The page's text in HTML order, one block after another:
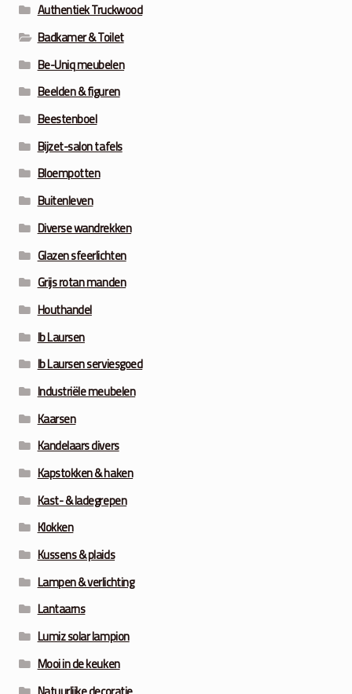
Authentiek Truckwood
Badkamer & Toilet
Be-Uniq meubelen
Beelden & figuren
Beestenboel
Bijzet-salon tafels
Bloempotten
Buitenleven
Diverse wandrekken
Glazen sfeerlichten
Grijs rotan manden
Houthandel
Ib Laursen
Ib Laursen serviesgoed
Industriële meubelen
Kaarsen
Kandelaars divers
Kapstokken & haken
Kast- & ladegrepen
Klokken
Kussens & plaids
Lampen & verlichting
Lantaarns
Lumiz solar lampion
Mooi in de keuken